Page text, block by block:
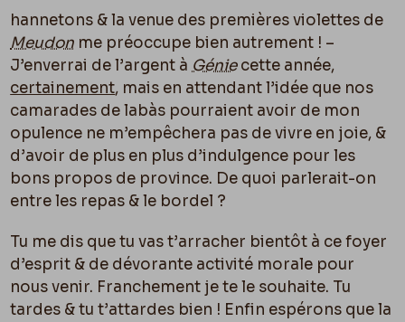
hannetons & la venue des premières violettes de
Meudon me préoccupe bien autrement ! –
J’enverrai de l’argent à Géniecette année,
certainement, mais en attendant l’idée que nos
camarades de labàs pourraient avoir de mon
opulence ne m’empêchera pas de vivre en joie, &
d’avoir de plus en plus d’indulgence pour les
bons propos de province. De quoi parlerait-on
entre les repas & le bordel ?
Tu me dis que tu vas t’arracher bientôt à ce foyer
d’esprit & de dévorante activité morale pour
nous venir. Franchement je te le souhaite. Tu
tardes & tu t’attardes bien ! Enfin espérons que la